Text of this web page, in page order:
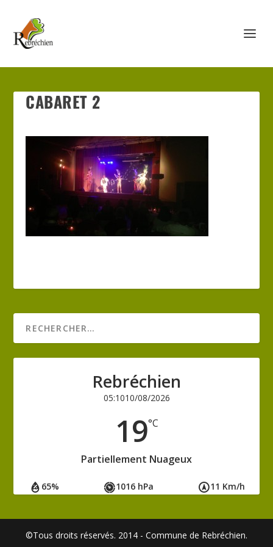
CABARET 2
Rebréchien
05:1010/08/2026
19°C
Partiellement Nuageux
65% 1016 hPa 11 Km/h
©Tous droits réservés. 2014 - Commune de Rebréchien.